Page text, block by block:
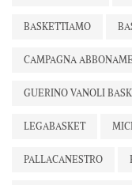
BASKETTIAMO
CAMPAGNA
GUERINO VANOLI
LEGABASKET
PALLACANESTRO